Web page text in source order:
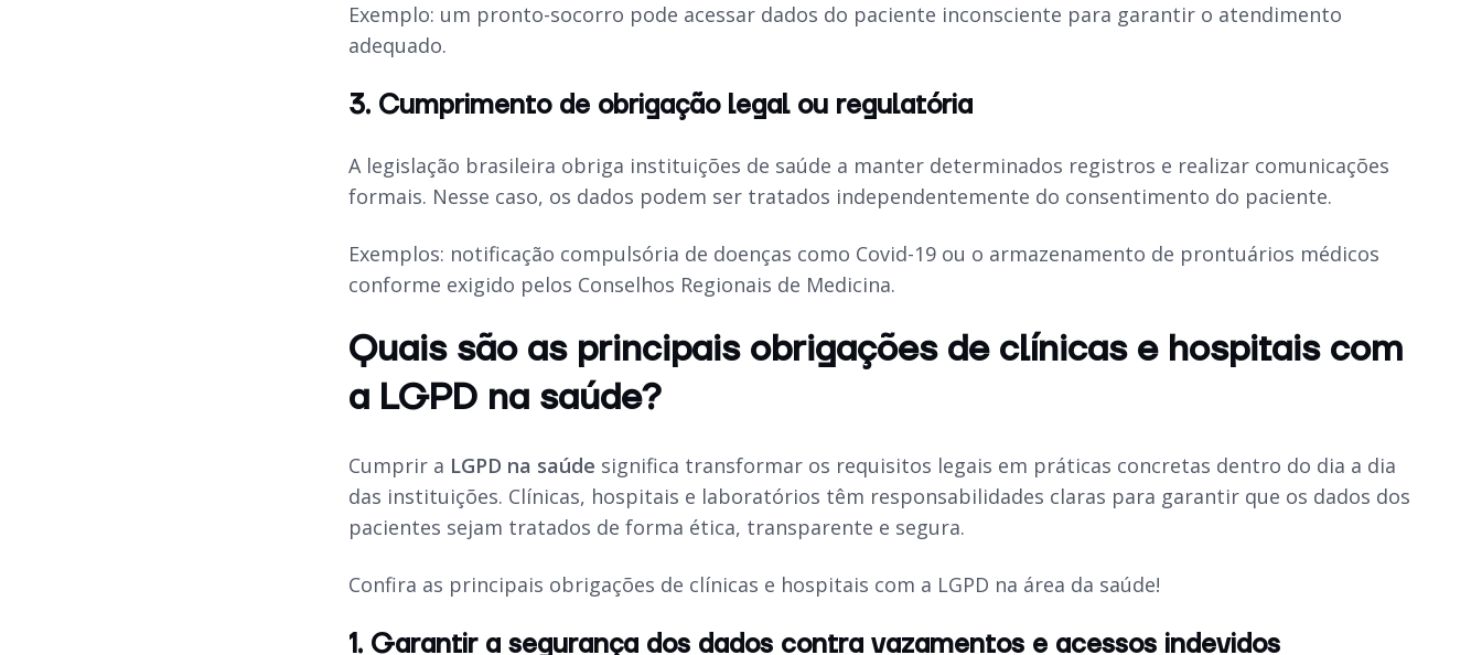
Exemplo: um pronto-socorro pode acessar dados do paciente inconsciente para garantir o atendimento
adequado.
3. Cumprimento de obrigação legal ou regulatória
A legislação brasileira obriga instituições de saúde a manter determinados registros e realizar comunicações
formais. Nesse caso, os dados podem ser tratados independentemente do consentimento do paciente.
Exemplos: notificação compulsória de doenças como Covid-19 ou o armazenamento de prontuários médicos
conforme exigido pelos Conselhos Regionais de Medicina.
Quais são as principais obrigações de clínicas e hospitais com
a LGPD na saúde?
Cumprir a LGPD na saúde significa transformar os requisitos legais em práticas concretas dentro do dia a dia
das instituições. Clínicas, hospitais e laboratórios têm responsabilidades claras para garantir que os dados dos
pacientes sejam tratados de forma ética, transparente e segura.
Confira as principais obrigações de clínicas e hospitais com a LGPD na área da saúde!
1. Garantir a segurança dos dados contra vazamentos e acessos indevidos